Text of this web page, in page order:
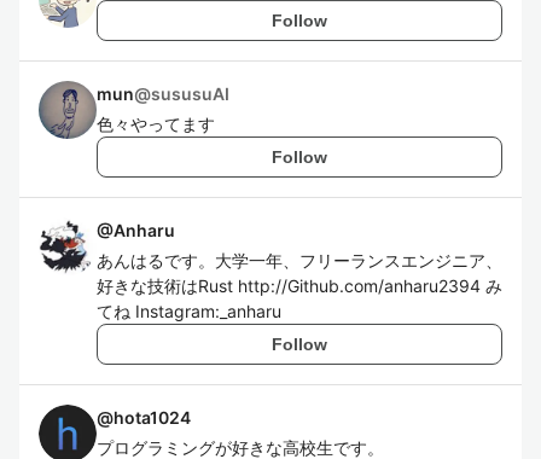
Follow
mun@sususuAI
色々やってます
Follow
@Anharu
あんはるです。大学一年、フリーランスエンジニア、
好きな技術はRust http://Github.com/anharu2394 み
てね Instagram:_anharu
Follow
@hota1024
プログラミングが好きな高校生です。